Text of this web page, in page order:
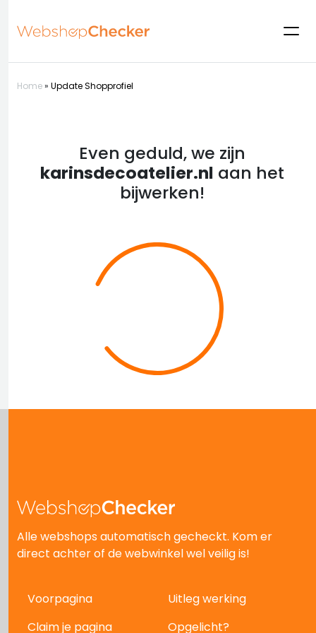
Home» Update Shopprofiel
Even geduld, we zijn
karinsdecoatelier.nl aan het
bijwerken!
Alle webshops automatisch gecheckt. Kom er
direct achter of de webwinkel wel veilig is!
Voorpagina
Uitleg werking
Claim je pagina
Opgelicht?